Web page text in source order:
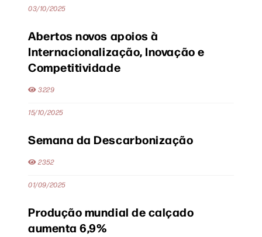
03/10/2025
Abertos novos apoios à
Internacionalização, Inovação e
Competitividade
3229
15/10/2025
Semana da Descarbonização
2352
01/09/2025
Produção mundial de calçado
aumenta 6,9%